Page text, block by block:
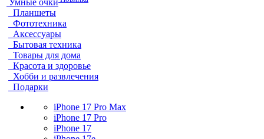
Умные очки
Планшеты
Фототехника
Аксессуары
Бытовая техника
Товары для дома
Красота и здоровье
Хобби и развлечения
Подарки
iPhone 17 Pro Max
iPhone 17 Pro
iPhone 17